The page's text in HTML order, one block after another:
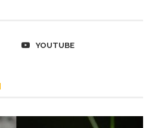
YOUTUBE